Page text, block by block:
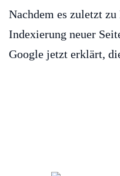
Nachdem es zuletzt
Indexierung neuer
Google jetzt erklärt,